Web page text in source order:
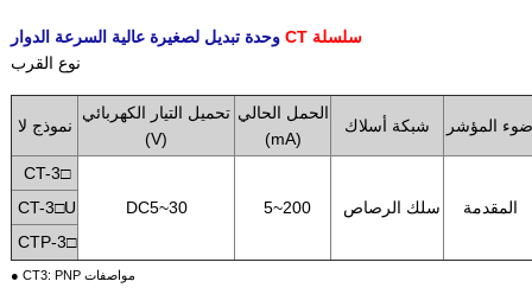
وحدة تبديل لصغيرة عالية السرعة الدوار
CT سلسلة
نوع القرب
نموذج لا
تحميل التيار الكهربائي
(V)
الحمل الحالي
(mA)
شبكة أسلاك المؤشر
CT-3□
DC5~30
5~200 سلك الرصاص المقدمة
CT-3□U
CTP-3□
● CT3: PNP مواصفات